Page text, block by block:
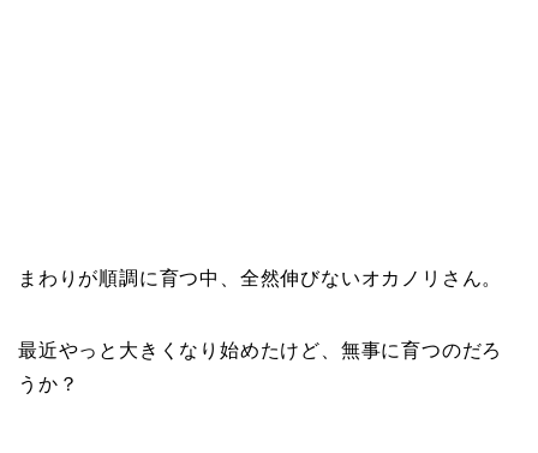
まわりが順調に育つ中、全然伸びないオカノリさん。
最近やっと大きくなり始めたけど、無事に育つのだろ
うか？